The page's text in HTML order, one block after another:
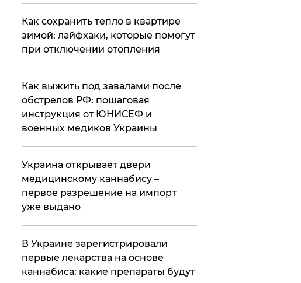
​Как сохранить тепло в квартире
зимой: лайфхаки, которые помогут
при отключении отопления
Как выжить под завалами после
обстрелов РФ: пошаговая
инструкция от ЮНИСЕФ и
военных медиков Украины
Украина открывает двери
медицинскому каннабису –
первое разрешение на импорт
уже выдано
В Украине зарегистрировали
первые лекарства на основе
каннабиса: какие препараты будут